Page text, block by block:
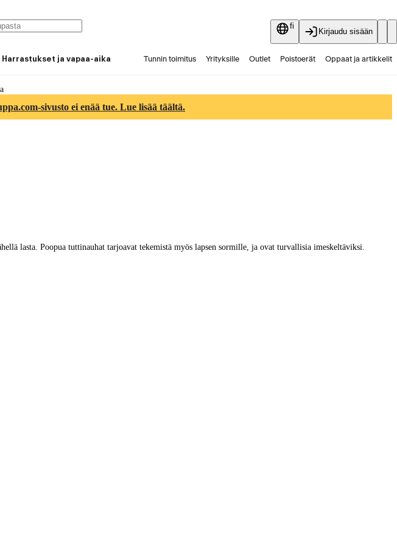
fi
Kirjaudu sisään
Harrastukset ja vapaa-aika Tunnin toimitus Yrityksille Outlet Poistoerät Oppaat ja artikkelit
sivusto ei enää tue. Lue lisää täältä.
lasta. Poopua tuttinauhat tarjoavat tekemistä myös lapsen sormille, ja ovat turvallisia imeskeltäviksi.